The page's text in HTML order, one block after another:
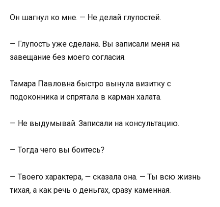
Он шагнул ко мне. — Не делай глупостей.
— Глупость уже сделана. Вы записали меня на
завещание без моего согласия.
Тамара Павловна быстро вынула визитку с
подоконника и спрятала в карман халата.
— Не выдумывай. Записали на консультацию.
— Тогда чего вы боитесь?
— Твоего характера, — сказала она. — Ты всю жизнь
тихая, а как речь о деньгах, сразу каменная.